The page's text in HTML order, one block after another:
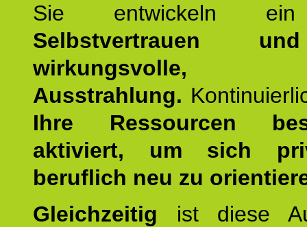
Sie entwickeln ein
Selbstvertrauen
wirkungsvolle,
Ausstrahlung.
Ihre Ressourcen
aktiviert, um sich
beruflich neu zu
Gleichzeitig ist diese